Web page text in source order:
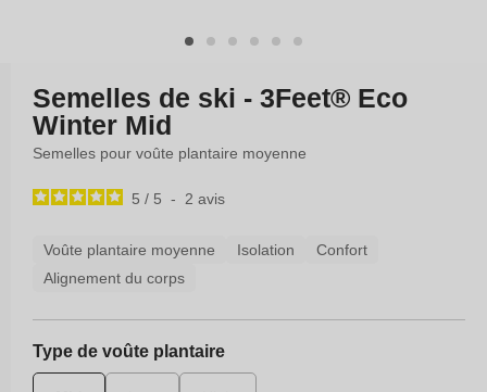
fenêtre
modale
Semelles de ski - 3Feet® Eco
Winter Mid
Semelles pour voûte plantaire moyenne
5 / 5 - 2 avis
Voûte plantaire moyenne Isolation
Confort
Alignement du corps
Type de voûte plantaire